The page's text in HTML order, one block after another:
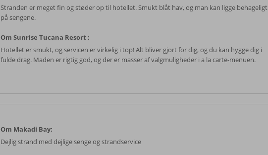
Stranden er meget fin og støder op til hotellet. Smukt blåt hav, og man kan ligge behageligt
på sengene.
Om Sunrise Tucana Resort :
Hotellet er smukt, og servicen er virkelig i top! Alt bliver gjort for dig, og du kan hygge dig i
fulde drag. Maden er rigtig god, og der er masser af valgmuligheder i a la carte-menuen.
Om Makadi Bay:
Dejlig strand med dejlige senge og strandservice